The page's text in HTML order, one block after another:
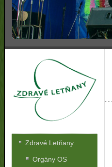
Zdravé Letňany
Orgány OS